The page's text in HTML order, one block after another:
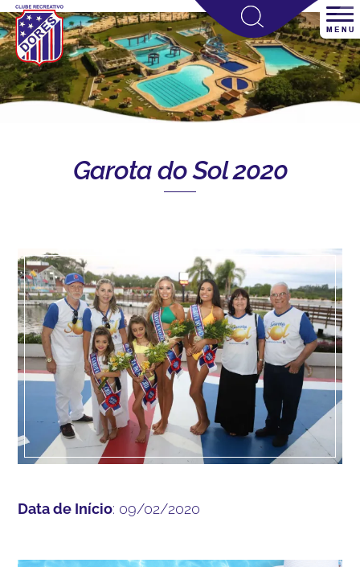
Garota do Sol 2020
Data de Início: 09/02/2020